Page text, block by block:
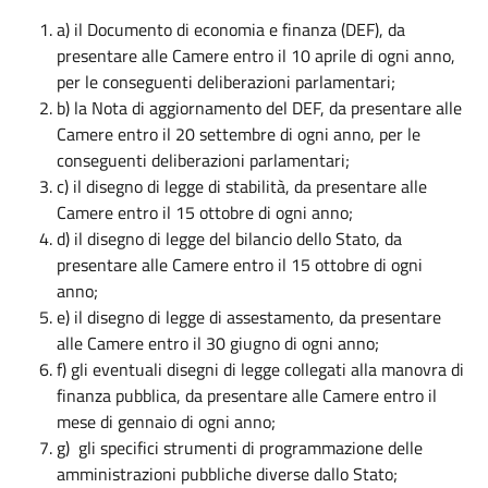
a) il Documento di economia e finanza (DEF), da
presentare alle Camere entro il 10 aprile di ogni anno,
per le conseguenti deliberazioni parlamentari;
b) la Nota di aggiornamento del DEF, da presentare alle
Camere entro il 20 settembre di ogni anno, per le
conseguenti deliberazioni parlamentari;
c) il disegno di legge di stabilità, da presentare alle
Camere entro il 15 ottobre di ogni anno;
d) il disegno di legge del bilancio dello Stato, da
presentare alle Camere entro il 15 ottobre di ogni
anno;
e) il disegno di legge di assestamento, da presentare
alle Camere entro il 30 giugno di ogni anno;
f) gli eventuali disegni di legge collegati alla manovra di
finanza pubblica, da presentare alle Camere entro il
mese di gennaio di ogni anno;
g) gli specifici strumenti di programmazione delle
amministrazioni pubbliche diverse dallo Stato;